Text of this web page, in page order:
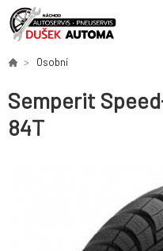
Osobní
Semperit
84T